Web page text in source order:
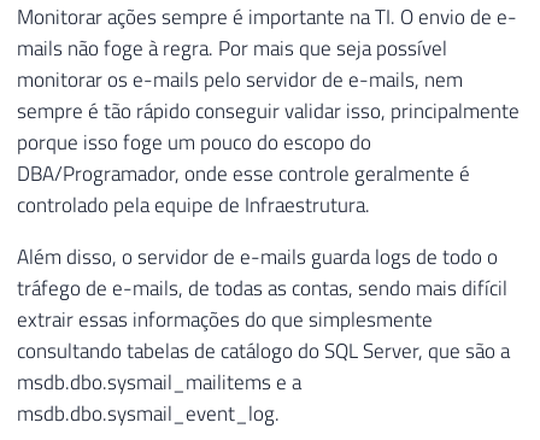
Monitorar ações sempre é importante na TI. O envio de e-
mails não foge à regra. Por mais que seja possível
monitorar os e-mails pelo servidor de e-mails, nem
sempre é tão rápido conseguir validar isso, principalmente
porque isso foge um pouco do escopo do
DBA/Programador, onde esse controle geralmente é
controlado pela equipe de Infraestrutura.
Além disso, o servidor de e-mails guarda logs de todo o
tráfego de e-mails, de todas as contas, sendo mais difícil
extrair essas informações do que simplesmente
consultando tabelas de catálogo do SQL Server, que são a
msdb.dbo.sysmail_mailitems e a
msdb.dbo.sysmail_event_log.